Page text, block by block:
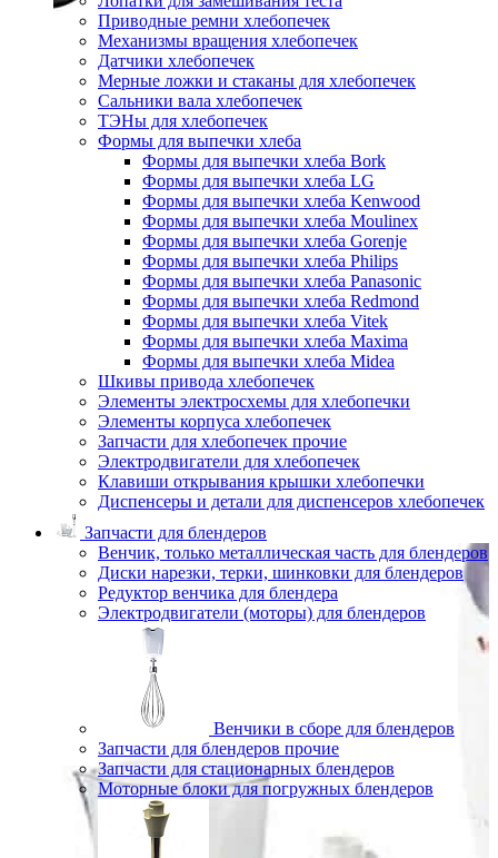
Приводные ремни хлебопечек
Механизмы вращения хлебопечек
Датчики хлебопечек
Мерные ложки и стаканы для хлебопечек
Сальники вала хлебопечек
ТЭНы для хлебопечек
Формы для выпечки хлеба
Формы для выпечки хлеба Bork
Формы для выпечки хлеба LG
Формы для выпечки хлеба Kenwood
Формы для выпечки хлеба Moulinex
Формы для выпечки хлеба Gorenje
Формы для выпечки хлеба Philips
Формы для выпечки хлеба Panasonic
Формы для выпечки хлеба Redmond
Формы для выпечки хлеба Vitek
Формы для выпечки хлеба Maxima
Формы для выпечки хлеба Midea
Шкивы привода хлебопечек
Элементы электросхемы для хлебопечки
Элементы корпуса хлебопечек
Запчасти для хлебопечек прочие
Электродвигатели для хлебопечек
Клавиши открывания крышки хлебопечки
Диспенсеры и детали для диспенсеров хлебопечек
Запчасти для блендеров
Венчик, только металлическая часть для блендеров
Диски нарезки, терки, шинковки для блендеров
Редуктор венчика для блендера
Электродвигатели (моторы) для блендеров
Венчики в сборе для блендеров
Запчасти для блендеров прочие
Запчасти для стационарных блендеров
Моторные блоки для погружных блендеров